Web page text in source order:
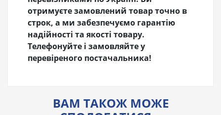
отримуєте замовлений товар точно в
строк, а ми забезпечуємо гарантію
надійності та якості товару.
Телефонуйте і замовляйте у
перевіреного постачальника!
ВАМ ТАКОЖ МОЖЕ